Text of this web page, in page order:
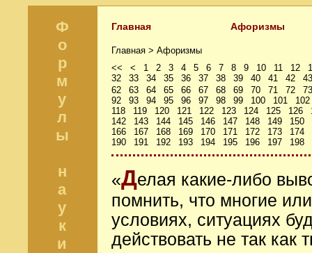
Ф
о
р
м
у
л
ы
н
а
у
к
и
Главная Афоризмы
Главная > Афоризмы
<<
< 1 2 3 4 5 6 7 8 9 10 11 12
32
33 34 35 36 37 38 39 40 41 42
43
62
63 64 65 66 67 68 69 70 71 72
73
92
93 94 95 96 97 98 99 100 101
102
118
119 120 121 122 123 124 125 126
142
143 144 145 146 147 148 149
150
166
167 168 169 170 171 172 173
174
190
191 192 193 194 195 196 197 198
«Делая какие-либо
помнить, что многие
условиях, ситуациях
действовать не так